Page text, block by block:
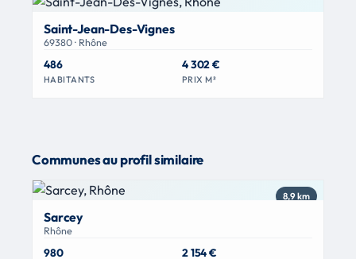
Saint-Jean-Des-Vignes
69380 · Rhône
486
HABITANTS
4 302 €
PRIX M²
Communes au profil similaire
8,9 km
Sarcey
Rhône
980 2 154 €